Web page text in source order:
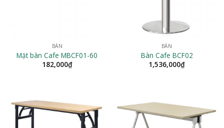
BÀN
Mặt bàn Cafe MBCF01-60
182,000₫
BÀN
Bàn Cafe BCF02
1,536,000₫